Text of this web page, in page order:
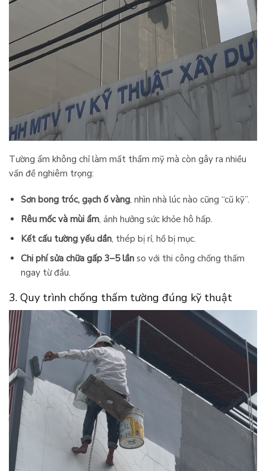
Tường ẩm không chỉ làm mất thẩm mỹ mà còn gây ra nhiều
vấn đề nghiêm trọng:
Sơn bong tróc, gạch ố vàng, nhìn nhà lúc nào cũng “cũ kỹ”.
Rêu mốc và mùi ẩm, ảnh hưởng sức khỏe hô hấp.
Kết cấu tường yếu dần, thép bị rỉ, hồ bị mục.
Chi phí sửa chữa gấp 3–5 lầnso với thi công chống thấm
ngay từ đầu.
3. Quy trình chống thấm tường đúng kỹ thuật